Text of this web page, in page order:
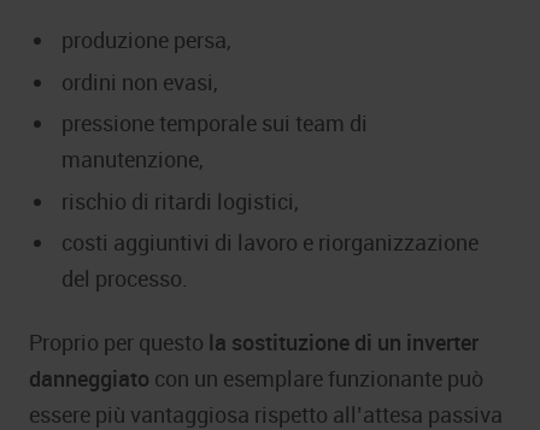
produzione persa,
ordini non evasi,
pressione temporale sui team di
manutenzione,
rischio di ritardi logistici,
costi aggiuntivi di lavoro e riorganizzazione
del processo.
Proprio per questo la sostituzione di un inverter
danneggiato con un esemplare funzionante può
essere più vantaggiosa rispetto all’attesa passiva